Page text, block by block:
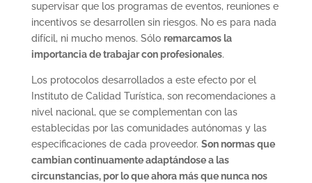
supervisar que los programas de eventos, reuniones e
incentivos se desarrollen sin riesgos. No es para nada
difícil, ni mucho menos. Sólo remarcamos la
importancia de trabajar con profesionales.
Los protocolos desarrollados a este efecto por el
Instituto de Calidad Turística, son recomendaciones a
nivel nacional, que se complementan con las
establecidas por las comunidades autónomas y las
especificaciones de cada proveedor. Son normas que
cambian continuamente adaptándose a las
circunstancias, por lo que ahora más que nunca nos